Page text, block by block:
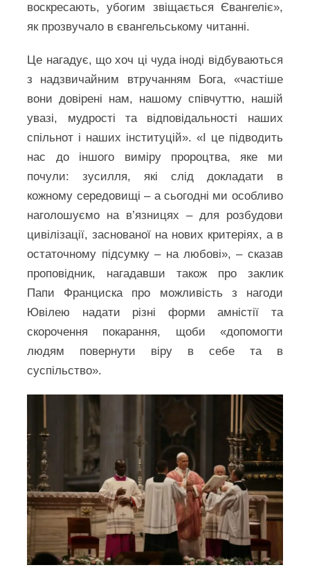
воскресають, убогим звіщається Євангеліє»,
як прозвучало в євангельському читанні.
Це нагадує, що хоч ці чуда іноді відбуваються
з надзвичайним втручанням Бога, «частіше
вони довірені нам, нашому співчуттю, нашій
увазі, мудрості та відповідальності наших
спільнот і наших інституцій». «І це підводить
нас до іншого виміру пророцтва, яке ми
почули: зусилля, які слід докладати в
кожному середовищі – а сьогодні ми особливо
наголошуємо на в’язницях – для розбудови
цивілізації, заснованої на нових критеріях, а в
остаточному підсумку – на любові», – сказав
проповідник, нагадавши також про заклик
Папи Франциска про можливість з нагоди
Ювілею надати різні форми амністії та
скорочення покарання, щоби «допомогти
людям повернути віру в себе та в
суспільство».